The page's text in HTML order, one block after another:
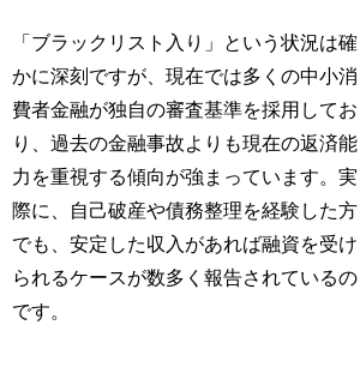
「ブラックリスト入り」という状況は確
かに深刻ですが、現在では多くの中小消
費者金融が独自の審査基準を採用してお
り、過去の金融事故よりも現在の返済能
力を重視する傾向が強まっています。実
際に、自己破産や債務整理を経験した方
でも、安定した収入があれば融資を受け
られるケースが数多く報告されているの
です。